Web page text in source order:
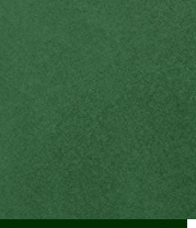
affichées